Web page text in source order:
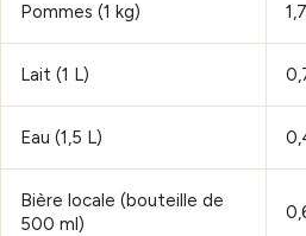
Pommes (1 kg)
Lait (1 L)
Eau (1,5 L)
Bière locale (bouteille de
500 ml)